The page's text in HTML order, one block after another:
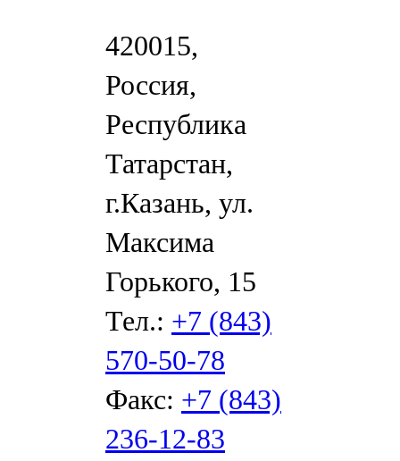
420015,
Россия,
Республика
Татарстан,
г.Казань, ул.
Максима
Горького, 15
Тел.: +7 (843)
570-50-78
Факс: +7 (843)
236-12-83